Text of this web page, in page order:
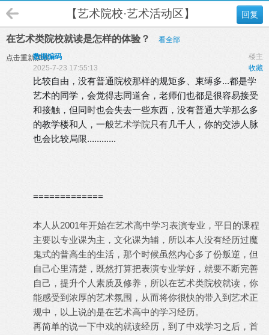
回复
【艺术院校·艺术活动区】
在艺术类院校就读是怎样的体验？ 看全部
点击重新加载 楼主
数据编码
收藏
2025-7-23 17:55:13
比较自由，没有普通院校那样的规矩多、束缚多...都是学
艺术的同学，会觉得志同道合，老师们也都是很容易接受
和接触，但同时也会失去一些东西，没有普通大学那么多
的教学楼和人，一般艺术学院只有几千人，你的交涉人脉
也会比较局限............
=============
本人从2001年开始在艺术高中学习表演专业，平日的课程
主要以专业课为主，文化课为辅，所以本人没有经历过魔
鬼式的普高生的生活，那个时候虽然内心多了份叛逆，但
自己心里清楚，既然打算把表演专业学好，就要不断完善
自己，提升个人素质及修养，所以在艺术类院校就读，你
能感受到浓厚的艺术氛围，从而将你很快的带入到艺术正
规中，以上说的是在艺术高中的学习经历。
再简单的说一下中戏的就读经历，到了中戏学习之后，首